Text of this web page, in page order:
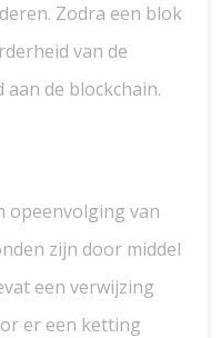
Zodra een blok
van de
de blockchain.
opeenvolging van
zijn door middel
een verwijzing
er een ketting